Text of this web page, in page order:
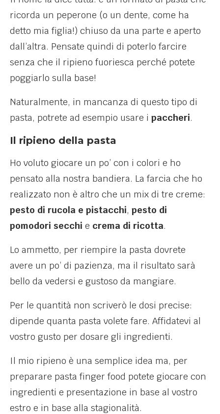
ricorda un peperone (o un dente, come ha
detto mia figlia!) chiuso da una parte e aperto
dall’altra. Pensate quindi di poterlo farcire
senza che il ripieno fuoriesca perché potete
poggiarlo sulla base!
Naturalmente, in mancanza di questo tipo di
pasta, potrete ad esempio usare i paccheri.
Il ripieno della pasta
Ho voluto giocare un po’ con i colori e ho
pensato alla nostra bandiera. La farcia che ho
realizzato non è altro che un mix di tre creme:
pesto di rucola e pistacchi, pesto di
pomodori secchi e crema di ricotta.
Lo ammetto, per riempire la pasta dovrete
avere un po’ di pazienza, ma il risultato sarà
bello da vedersi e gustoso da mangiare.
Per le quantità non scriverò le dosi precise:
dipende quanta pasta volete fare. Affidatevi al
vostro gusto per dosare gli ingredienti.
Il mio ripieno è una semplice idea ma, per
preparare pasta finger food potete giocare con
ingredienti e presentazione in base al vostro
estro e in base alla stagionalità.